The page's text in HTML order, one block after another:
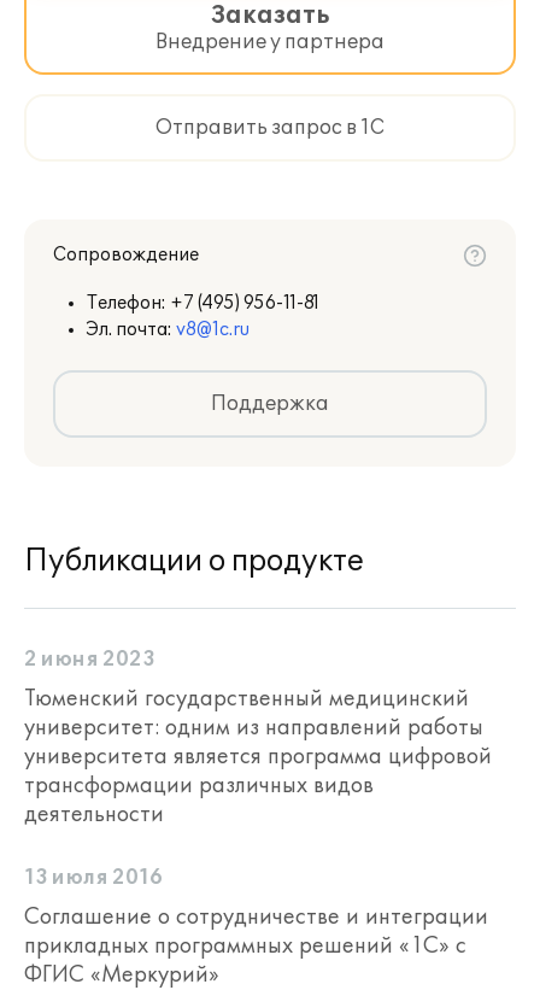
Заказать
Внедрение у партнера
Отправить запрос в 1С
Сопровождение
Телефон: +7 (495) 956-11-81
Эл. почта: v8@1c.ru
Поддержка
Публикации о продукте
2 июня 2023
Тюменский государственный медицинский
университет: одним из направлений работы
университета является программа цифровой
трансформации различных видов
деятельности
13 июля 2016
Соглашение о сотрудничестве и интеграции
прикладных программных решений «1С» с
ФГИС «Меркурий»